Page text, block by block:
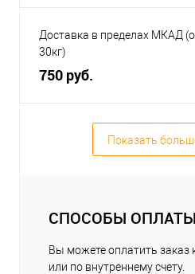
Доставка в пределах МКАД
30кг)
750 руб.
Показать
СПОСОБЫ ОПЛАТЫ
Вы можете оплатить заказ
или по внутреннему счету.